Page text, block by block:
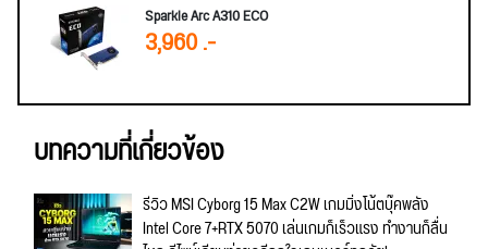
Sparkle Arc A310 ECO
3,960 .-
บทความที่เกี่ยวข้อง
รีวิว MSI Cyborg 15 Max C2W เกมมิ่งโน้ตบุ๊คพลัง
Intel Core 7+RTX 5070 เล่นเกมก็เร็วแรง ทำงานก็ลื่น